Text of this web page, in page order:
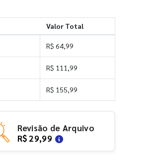
Valor Total
R$ 64,99
R$ 111,99
R$ 155,99
Revisão de Arquivo
R$ 29,99